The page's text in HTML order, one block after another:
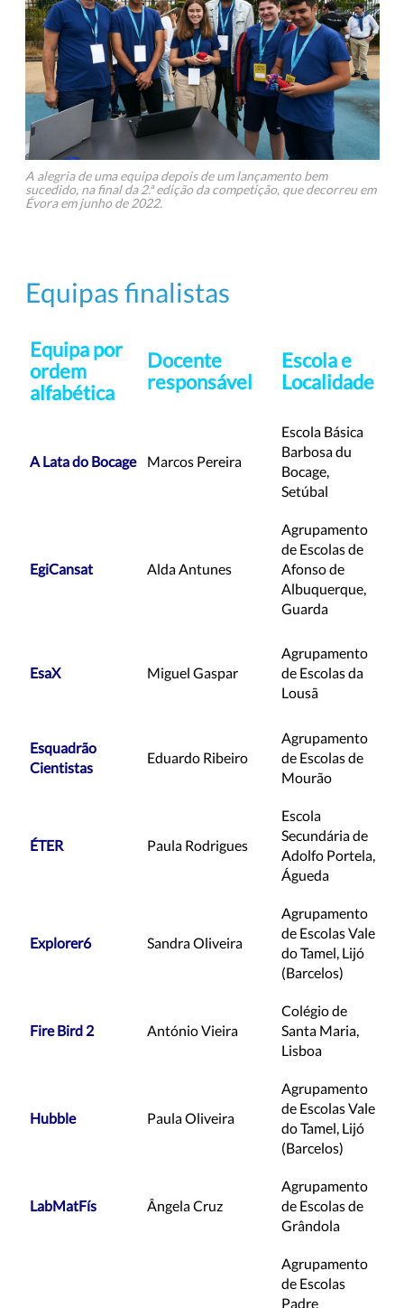
A alegria de uma equipa depois de um lançamento bem
sucedido, na final da 2.ª edição da competição, que decorreu em
Évora em junho de 2022.
Equipas finalistas
Equipa por
ordem
alfabética
Docente
responsável
Escola e
Localidade
A Lata do Bocage Marcos Pereira
Escola Básica
Barbosa du
Bocage,
Setúbal
EgiCansat Alda Antunes
Agrupamento
de Escolas de
Afonso de
Albuquerque,
Guarda
EsaX Miguel Gaspar
Agrupamento
de Escolas da
Lousã
Esquadrão
Cientistas
Eduardo Ribeiro
Agrupamento
de Escolas de
Mourão
ÉTER Paula Rodrigues
Escola
Secundária de
Adolfo Portela,
Águeda
Explorer6 Sandra Oliveira
Agrupamento
de Escolas Vale
do Tamel, Lijó
(Barcelos)
Fire Bird 2 António Vieira
Colégio de
Santa Maria,
Lisboa
Hubble Paula Oliveira
Agrupamento
de Escolas Vale
do Tamel, Lijó
(Barcelos)
LabMatFís Ângela Cruz
Agrupamento
de Escolas de
Grândola
Agrupamento
de Escolas
Padre